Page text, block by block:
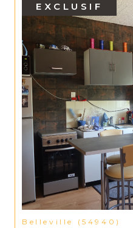
EXCLUSIF
Belleville (54940)